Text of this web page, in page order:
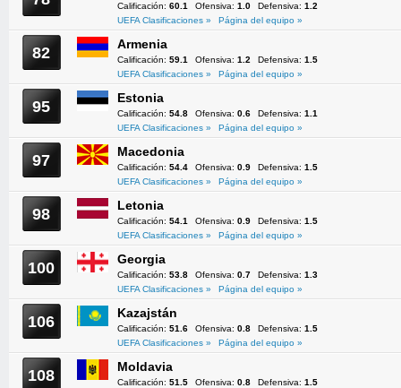
Calificación: 60.1 Ofensiva: 1.0 Defensiva: 1.2
UEFA Clasificaciones »
Página del equipo »
82 Armenia
Calificación: 59.1 Ofensiva: 1.2 Defensiva: 1.5
UEFA Clasificaciones »
Página del equipo »
95 Estonia
Calificación: 54.8 Ofensiva: 0.6 Defensiva: 1.1
UEFA Clasificaciones »
Página del equipo »
97 Macedonia
Calificación: 54.4 Ofensiva: 0.9 Defensiva: 1.5
UEFA Clasificaciones »
Página del equipo »
98 Letonia
Calificación: 54.1 Ofensiva: 0.9 Defensiva: 1.5
UEFA Clasificaciones »
Página del equipo »
100 Georgia
Calificación: 53.8 Ofensiva: 0.7 Defensiva: 1.3
UEFA Clasificaciones »
Página del equipo »
106 Kazajstán
Calificación: 51.6 Ofensiva: 0.8 Defensiva: 1.5
UEFA Clasificaciones »
Página del equipo »
108 Moldavia
Calificación: 51.5 Ofensiva: 0.8 Defensiva: 1.5